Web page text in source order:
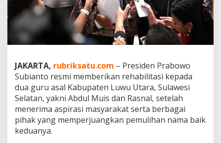
R
e
h
a
b
i
t
a
s
i
u
n
JAKARTA, rubriksatu.com – Presiden Prabowo
Subianto resmi memberikan rehabilitasi kepada
dua guru asal Kabupaten Luwu Utara, Sulawesi
Selatan, yakni Abdul Muis dan Rasnal, setelah
menerima aspirasi masyarakat serta berbagai
pihak yang memperjuangkan pemulihan nama baik
keduanya.